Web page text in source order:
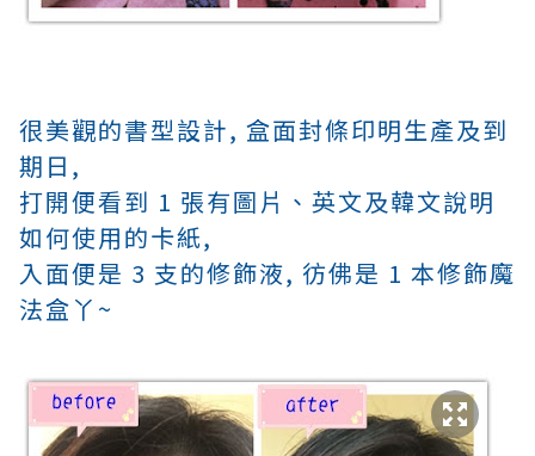
很美觀的書型設計, 盒面封條印明生產及到
期日,
打開便看到 1 張有圖片 、英文及韓文說明
如何使用的卡紙,
入面便是 3 支的修飾液, 彷佛是 1 本修飾魔
法盒丫~